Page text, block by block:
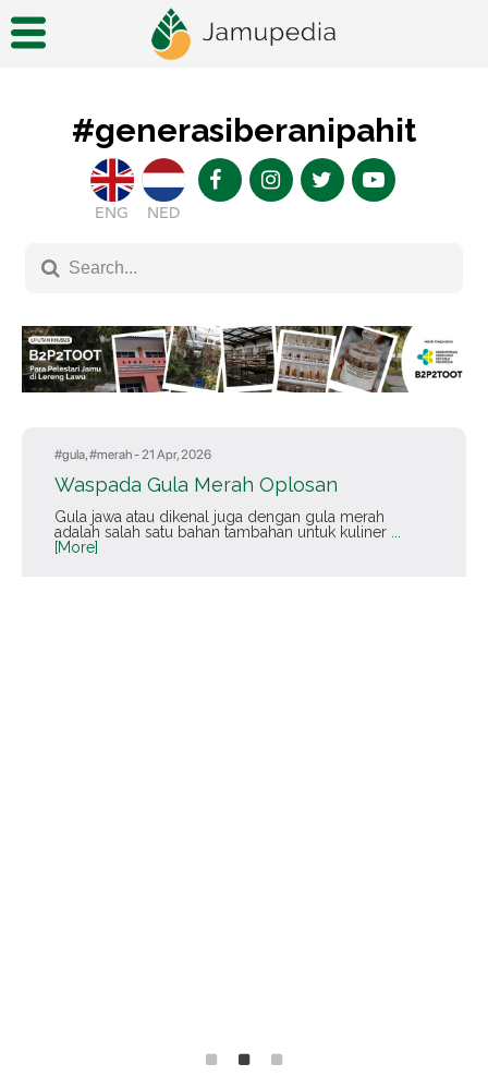
#generasiberanipahit
ENG NED
#gula, #merah- 21 Apr, 2026
Waspada Gula Merah Oplosan
Gula jawa atau dikenal juga dengan gula merah
adalah salah satu bahan tambahan untuk kuliner
[More]